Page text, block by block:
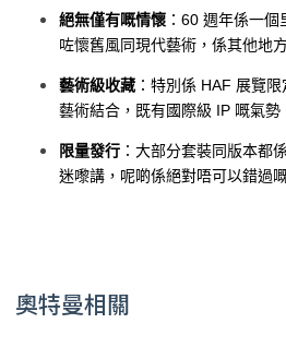
絕無僅有嘅情懷 ：60 週年係一
咗懷舊風同現代藝術，係其他地
藝術級收藏 ：特別係 HAF 展覽
藝術結合，既有國際級 IP 嘅氣
限量發行 ：大部分套裝同版本都
迷嚟講，呢啲係絕對唔可以錯過
奧特曼相關